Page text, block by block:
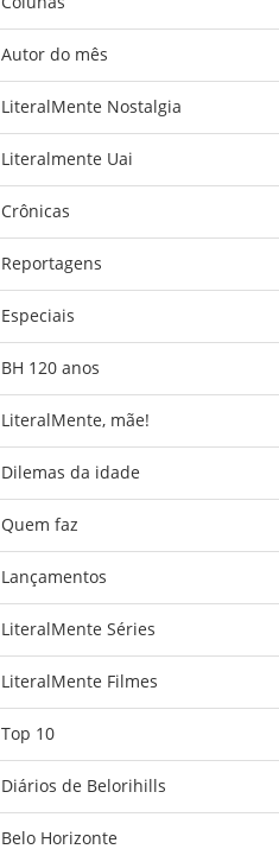
Autor do mês
LiteralMente Nostalgia
Literalmente Uai
Crônicas
Reportagens
Especiais
BH 120 anos
LiteralMente, mãe!
Dilemas da idade
Quem faz
Lançamentos
LiteralMente Séries
LiteralMente Filmes
Top 10
Diários de Belorihills
Belo Horizonte